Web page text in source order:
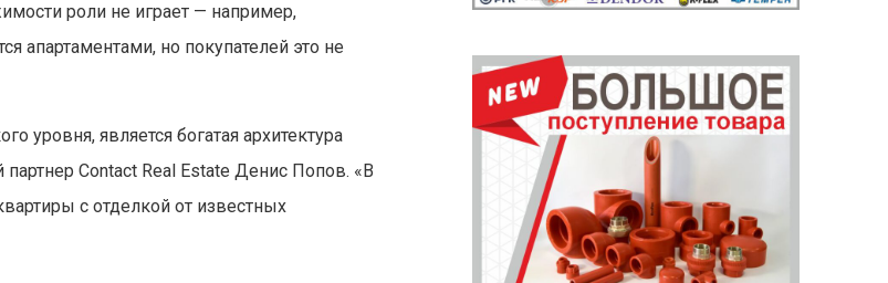
роли не играет — например,
апартаментами, но покупателей это не
уровня, является богатая архитектура
Contact Real Estate Денис Попов. «В
с отделкой от известных